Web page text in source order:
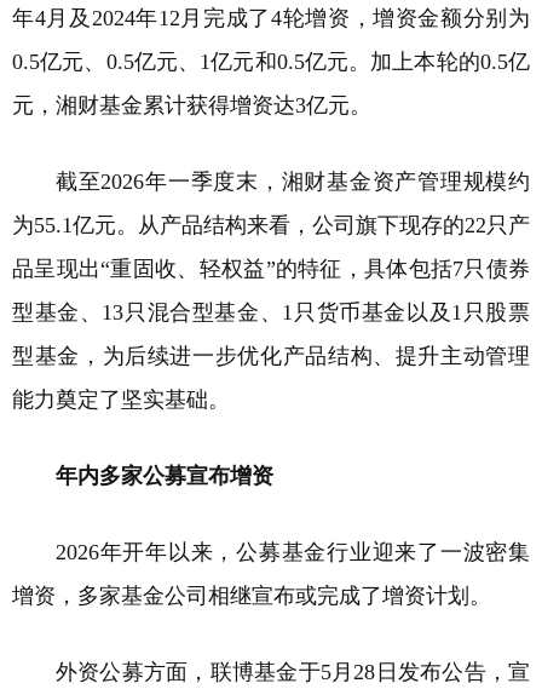
年4月及2024年12月完成了4轮增资，增资金额分别为
0.5亿元、0.5亿元、1亿元和0.5亿元。加上本轮的0.5亿
元，湘财基金累计获得增资达3亿元。
截至2026年一季度末，湘财基金资产管理规模约
为55.1亿元。从产品结构来看，公司旗下现存的22只产
品呈现出“重固收、轻权益”的特征，具体包括7只债券
型基金、13只混合型基金、1只货币基金以及1只股票
型基金，为后续进一步优化产品结构、提升主动管理
能力奠定了坚实基础。
年内多家公募宣布增资
2026年开年以来，公募基金行业迎来了一波密集
增资，多家基金公司相继宣布或完成了增资计划。
外资公募方面，联博基金于5月28日发布公告，宣